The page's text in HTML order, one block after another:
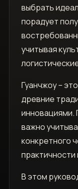
выбрать
порадует
учитывая
Гуанчжоу –
древние
инновациями.
важно
конкретного
практичности
В этом